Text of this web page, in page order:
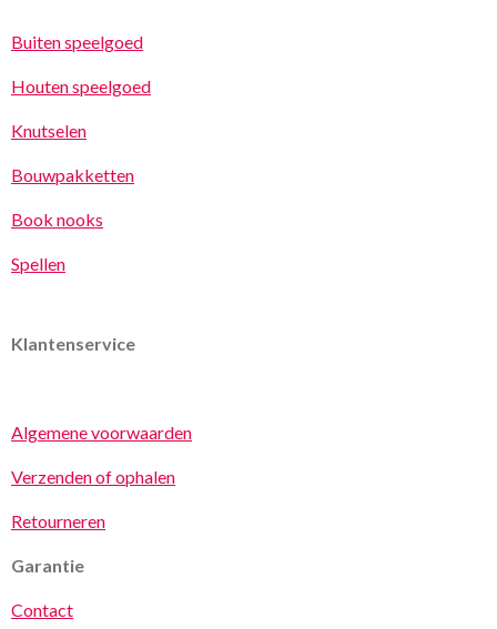
Buiten speelgoed
Houten speelgoed
Knutselen
Bouwpakketten
Book nooks
Spellen
Klantenservice
Algemene voorwaarden
Verzenden of ophalen
Retourneren
Garantie
Contact